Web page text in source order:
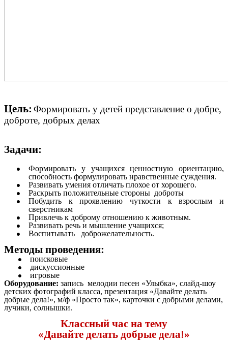
Цель: Формировать у детей представление о добре,
доброте, добрых делах
Задачи:
Формировать у учащихся ценностную ориентацию,
способность формулировать нравственные суждения.
Развивать умения отличать плохое от хорошего.
Раскрыть положительные стороны доброты
Побудить к проявлению чуткости к взрослым и
сверстникам
Привлечь к доброму отношению к животным.
Развивать речь и мышление учащихся;
Воспитывать доброжелательность.
Методы проведения:
поисковые
дискуссионные
игровые
Оборудование: запись мелодии песен «Улыбка», слайд-шоу
детских фотографий класса, презентация «Давайте делать
добрые дела!», м/ф «Просто так», карточки с добрыми делами,
лучики, солнышки.
Классный час на тему
«Давайте делать добрые дела!»